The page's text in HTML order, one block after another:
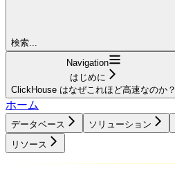
検索...
Navigation
はじめに
ClickHouse はなぜこれほど高速なのか？
ホーム
データベース ソリューション
リソース